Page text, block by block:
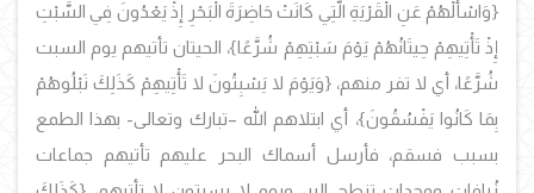
{وَاسْأَلْهُمْ عَنِ الْقَرْيَةِ الَّتِي كَانَتْ حَاضِرَةَ الْبَحْرِ إِذْ يَعْدُونَ فِي السَّبْتِ
إِذْ تَأْتِيهِمْ حِيتَانُهُمْ يَوْمَ سَبْتِهِمْ شُرَّعًا}، الحيتان تأتيهم يوم السبت
شُرَّعًا، أي لا تفر منهم، {وَيَوْمَ لا يَسْبِتُونَ لا تَأْتِيهِمْ كَذَلِكَ نَبْلُوهُمْ
بِمَا كَانُوا يَفْسُقُونَ}، أي ابتلاهم الله –تبارك وتعالى- بهذا الطمع
بسبب فسقم، فأرسل أسماك البحر عليهم تأتيهم جماعات